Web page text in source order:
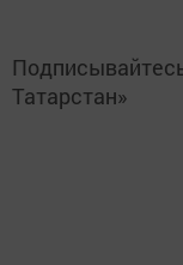
Татарстан»